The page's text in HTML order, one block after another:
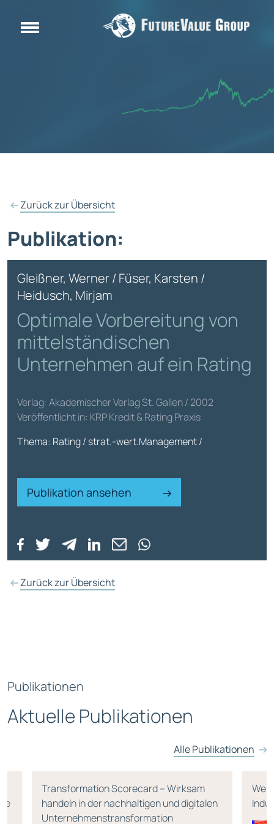
Zurück zur Übersicht
Publikation:
Gleißner, Werner / Füser, Karsten /
Heidusch, Mirjam
Optimale Vorbereitung von
mittelständischen
Unternehmen auf ein Rating
Verlag: Akademischer Verlag St. Gallen / 2002
Veröffentlicht in: KRP Kredit & Rating Praxis
Thema: Rating / strat.-wert.Management /
Publikation ansehen
Zurück zur Übersicht
Publikationen
Aktuelle Publikationen
Alle Publikationen
Transformation Scorecard – Wirksam
handeln in der nachhaltigen und digitalen
Unternehmenstransformation